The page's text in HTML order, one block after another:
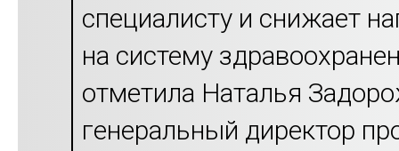
специалисту и снижает
на систему
отметила Наталья
генеральный директор